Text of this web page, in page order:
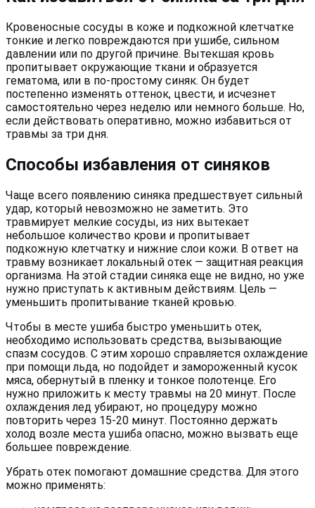
Кровеносные сосуды в коже и подкожной клетчатке
тонкие и легко повреждаются при ушибе, сильном
давлении или по другой причине. Вытекшая кровь
пропитывает окружающие ткани и образуется
гематома, или в по-простому синяк. Он будет
постепенно изменять оттенок, цвести, и исчезнет
самостоятельно через неделю или немного больше. Но,
если действовать оперативно, можно избавиться от
травмы за три дня.
Способы избавления от синяков
Чаще всего появлению синяка предшествует сильный
удар, который невозможно не заметить. Это
травмирует мелкие сосуды, из них вытекает
небольшое количество крови и пропитывает
подкожную клетчатку и нижние слои кожи. В ответ на
травму возникает локальный отек — защитная реакция
организма. На этой стадии синяка еще не видно, но уже
нужно приступать к активным действиям. Цель —
уменьшить пропитывание тканей кровью.
Чтобы в месте ушиба быстро уменьшить отек,
необходимо использовать средства, вызывающие
спазм сосудов. С этим хорошо справляется охлаждение
при помощи льда, но подойдет и замороженный кусок
мяса, обернутый в пленку и тонкое полотенце. Его
нужно приложить к месту травмы на 20 минут. После
охлаждения лед убирают, но процедуру можно
повторить через 15-20 минут. Постоянно держать
холод возле места ушиба опасно, можно вызвать еще
большее повреждение.
Убрать отек помогают домашние средства. Для этого
можно применять: